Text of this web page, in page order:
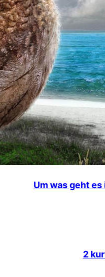
Um was geht es
2